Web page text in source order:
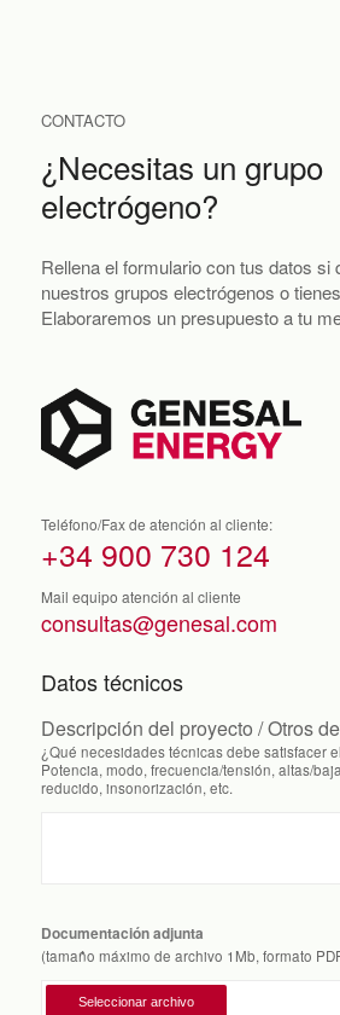
CONTACTO
¿Necesitas un grupo
electrógeno?
Rellena el formulario con tus datos si
nuestros grupos electrógenos o
Elaboraremos un presupuesto a tu
Teléfono/Fax de atención al cliente:
+34 900 730 124
Mail equipo atención al cliente
consultas@genesal.com
Datos técnicos
Descripción del proyecto / Otros
¿Qué necesidades técnicas debe satisfacer
Potencia, modo, frecuencia/tensión, altas/
reducido, insonorización, etc.
Documentación adjunta
(tamaño máximo de archivo 1Mb, formato